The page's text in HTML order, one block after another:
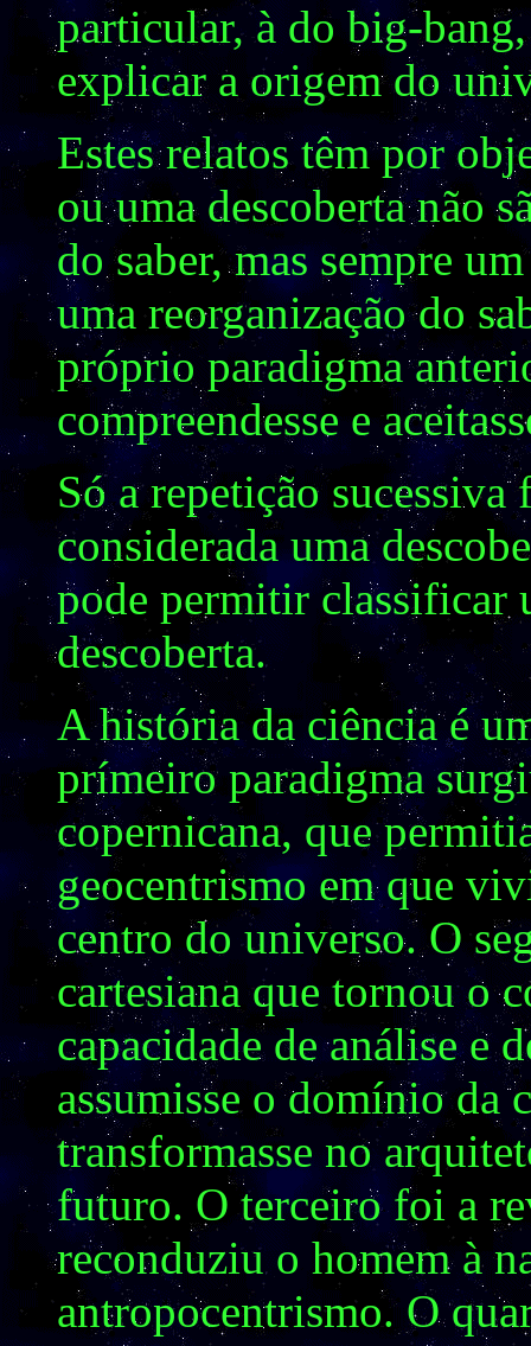
particular, à do big-
explicar a origem do
Estes relatos têm por
ou uma descoberta não
do saber, mas sempre
uma reorganização do
próprio paradigma
compreendesse e
Só a repetição
considerada uma
pode permitir classificar
descoberta.
A história da ciência é
prímeiro paradigma
copernicana, que
geocentrismo em que
centro do universo. O
cartesiana que tornou o
capacidade de análise e
assumisse o domínio da
transformasse no
futuro. O terceiro foi a
reconduziu o homem à
antropocentrismo. O